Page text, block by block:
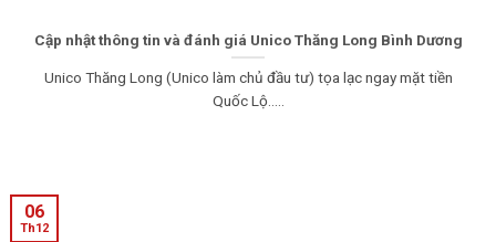
Cập nhật thông tin và đánh giá Unico Thăng Long Bình Dương
Unico Thăng Long (Unico làm chủ đầu tư) tọa lạc ngay mặt tiền
Quốc Lộ.....
06
Th12